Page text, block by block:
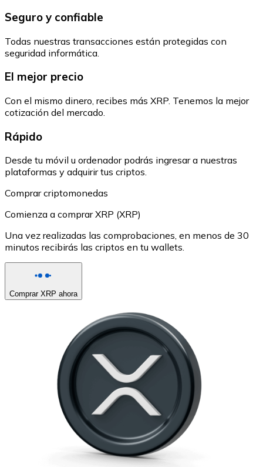
Seguro y confiable
Todas nuestras transacciones están protegidas con
seguridad informática.
El mejor precio
Con el mismo dinero, recibes más XRP. Tenemos la mejor
cotización del mercado.
Rápido
Desde tu móvil u ordenador podrás ingresar a nuestras
plataformas y adquirir tus criptos.
Comprar criptomonedas
Comienza a comprar XRP (XRP)
Una vez realizadas las comprobaciones, en menos de 30
minutos recibirás las criptos en tu wallets.
Comprar XRP ahora